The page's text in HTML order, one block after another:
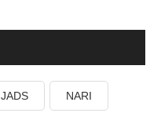
JADS NARI